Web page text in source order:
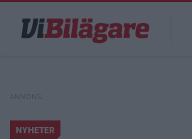
huvudinnehåll
NYHETER